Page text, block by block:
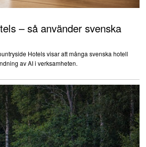
– så använder svenska
Hotels visar att många svenska hotell
av AI i verksamheten.